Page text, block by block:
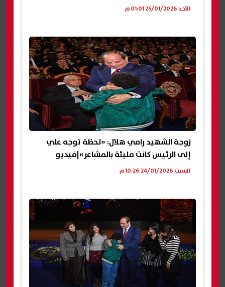
الأحد 25/01/2026 01:01 م
زوجة الشهيد رامي هلال: «لحظة توجه علي
إلى الرئيس كانت مليئة بالمشاعر»|فيديو
السبت 24/01/2026 10:26 م